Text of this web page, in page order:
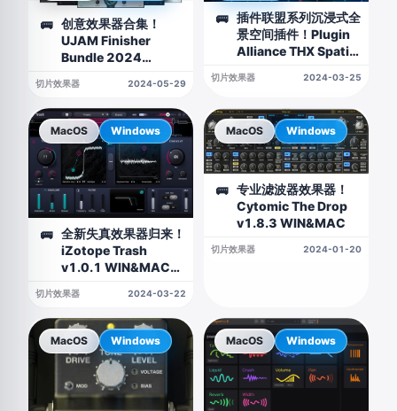
🚌
创意效果器合集！
UJAM Finisher
Bundle 2024
切片效果器 2024-05-29
🚌
插件联盟系列沉浸式全
景空间插件！Plugin
Alliance THX Spatial
版
切片效果器 2024-03-25
🚌
全新失真效果器归来！
iZotope Trash
v1.0.1 WIN&MAC
切片效果器 2024-03-22
MacOS Windows
🚌
专业滤波器效果器！
Cytomic The Drop
v1.8.3 WIN&MAC
切片效果器 2024-01-20
MacOS Windows
MacOS Windows MacOS Windows